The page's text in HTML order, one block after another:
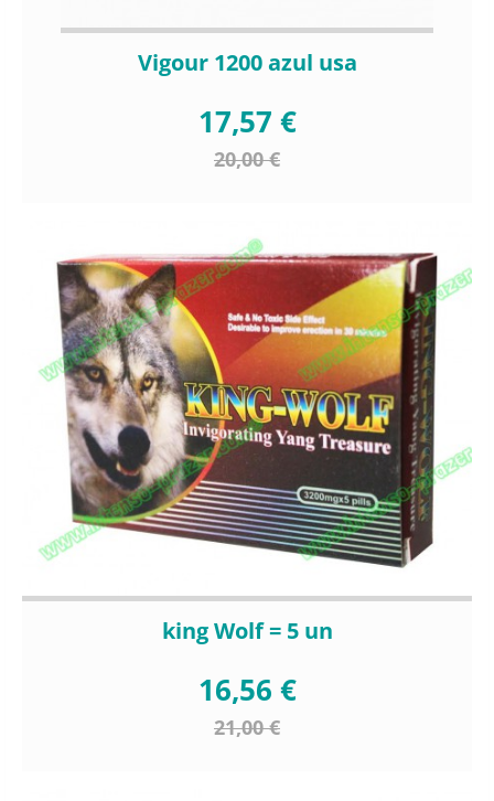
Vigour 1200 azul usa
17,57 €
20,00 €
king Wolf = 5 un
16,56 €
21,00 €